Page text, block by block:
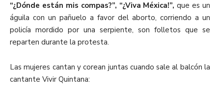
“¿Dónde están mis compas?”, “¿Viva Méxica!”, que es un
águila con un pañuelo a favor del aborto, corriendo a un
policía mordido por una serpiente, son folletos que se
reparten durante la protesta.
Las mujeres cantan y corean juntas cuando sale al balcón la
cantante Vivir Quintana: